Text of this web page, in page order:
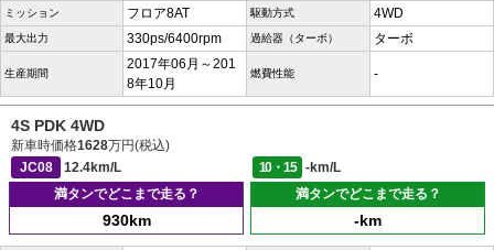
ミッション フロア8AT 駆動方式 4WD
最大出力 330ps/6400rpm 過給器（ターボ） ターボ
生産期間
2017年06月～201
8年10月
燃費性能 -
4S PDK 4WD
新車時価格1628万円(税込)
JC08
12.4km/L 10・15
-km/L
満タンでどこまで走る？
930km
満タンでどこまで走る？
-km